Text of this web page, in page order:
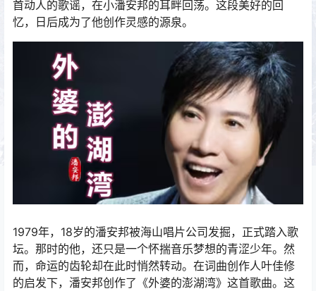
首动人的歌谣，在小潘安邦的耳畔回荡。这段美好的回
忆，日后成为了他创作灵感的源泉。
1979年，18岁的潘安邦被海山唱片公司发掘，正式踏入歌
坛。那时的他，还只是一个怀揣音乐梦想的青涩少年。然
而，命运的齿轮却在此时悄然转动。在词曲创作人叶佳修
的启发下，潘安邦创作了《外婆的澎湖湾》这首歌曲。这